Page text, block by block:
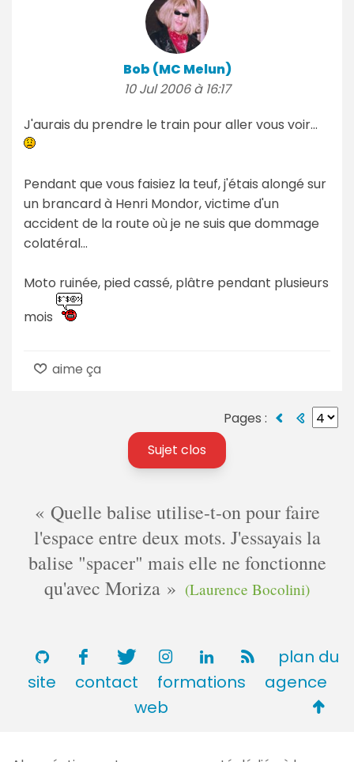
Bob (MC Melun)
10 Jul 2006 à 16:17
J'aurais du prendre le train pour aller vous voir...
Pendant que vous faisiez la teuf, j'étais alongé sur
un brancard à Henri Mondor, victime d'un
accident de la route où je ne suis que dommage
colatéral...
Moto ruinée, pied cassé, plâtre pendant plusieurs
mois
aime ça
Pages :
Sujet clos
Quelle balise utilise-t-on pour faire
l'espace entre deux mots. J'essayais la
balise "spacer" mais elle ne fonctionne
qu'avec Moriza
(Laurence Bocolini)
plan du
site
contact formations
agence
web